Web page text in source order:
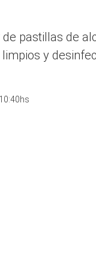
pastillas de
y